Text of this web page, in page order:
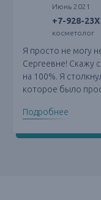
Июнь 2021
+7-928-
косметолог
Я просто не могу
Сергеевне! Скажу
на 100%. Я
которое было
Подробнее